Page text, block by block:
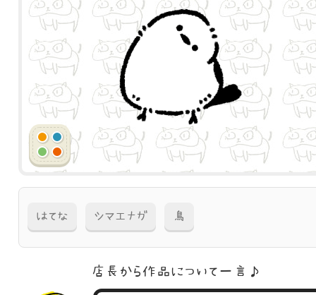
はてな シマエナガ 鳥
店長から作品に ついて一言♪